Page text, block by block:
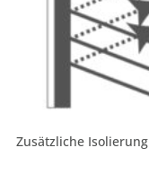
Zusätzliche